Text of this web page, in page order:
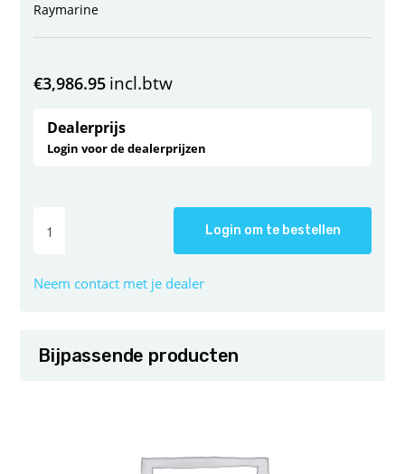
Raymarine
€3,986.95 incl.btw
Dealerprijs
Login voor de dealerprijzen
Login om te bestellen
Neem contact met je dealer
Bijpassende producten